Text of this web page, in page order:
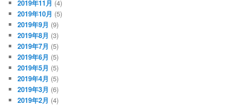
2019年11月 (4)
2019年10月 (5)
2019年9月 (9)
2019年8月 (3)
2019年7月 (5)
2019年6月 (5)
2019年5月 (5)
2019年4月 (5)
2019年3月 (6)
2019年2月 (4)